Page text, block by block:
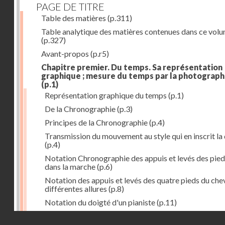
PAGE DE TITRE
Table des matières (p.311)
Table analytique des matières contenues dans ce
(p.327)
Avant-propos (p.r5)
Chapitre premier. Du temps. Sa représentation
graphique ; mesure du temps par la
(p.1)
Représentation graphique du temps (p.1)
De la Chronographie(p.3)
Principes de la Chronographie(p.4)
Transmission du mouvement au style qui en inscrit la
(p.4)
Notation Chronographie des appuis et levés des
dans la marche(p.6)
Notation des appuis et levés des quatre pieds du
différentes allures (p.8)
Notation du doigté d'un pianiste(p.11)